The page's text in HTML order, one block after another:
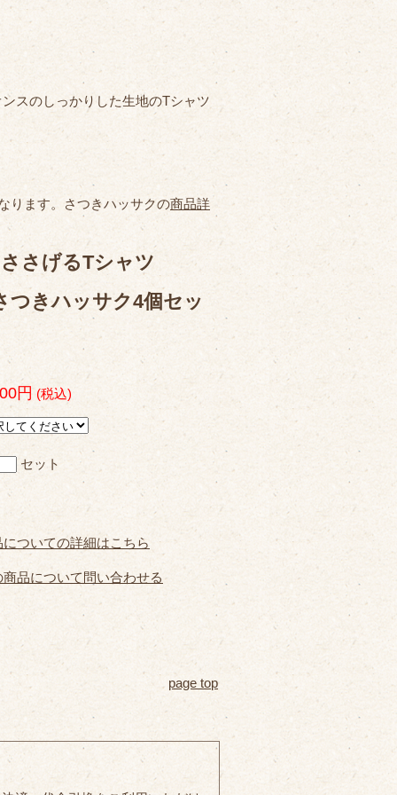
スのしっかりした生地のTシャツ
ります。さつきハッサクの商品詳
さげるTシャツ
つきハッサク4個セッ
円 (税込)
セット
についての詳細はこちら
商品について問い合わせる
page top